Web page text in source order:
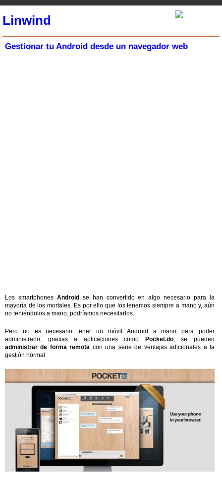
Linwind
Gestionar tu Android desde un navegador web
Los smartphones Android
se han convertido en algo necesario para la
mayoría de los mortales. Es por ello que los tenemos siempre a mano y, aún
no teniéndolos a mano, podríamos necesitarlos.
Pero no es necesario tener un móvil Android a mano para poder
administrarlo, gracias a aplicaciones como
Pocket.do, se pueden
administrar de forma remota con una serie de ventajas adicionales a la
gestión normal.